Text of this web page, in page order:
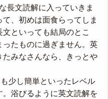
長文読解に入っていきま
、初めは面食らってしま
といっても結局のとこ
たものに過ぎません。英
みなさんなら、きっとや
少し簡単といったレベル
浴びるように英文読解を